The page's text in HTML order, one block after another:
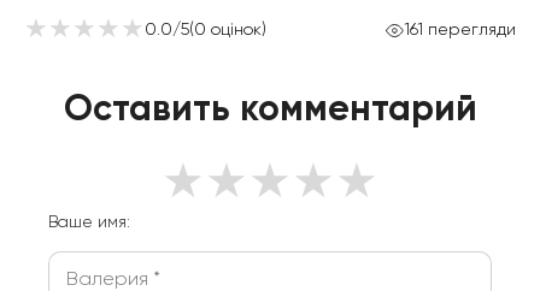
★ ★ ★ ★ ★
★ ★ ★ ★ ★ 0.0/5(0 оцінок) 161 перегляди
Оставить комментарий
★
★
★
★
★
Ваше имя: